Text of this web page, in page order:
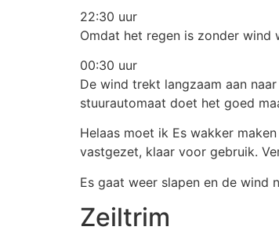
22:30 uur
Omdat het regen is zonder wind
00:30 uur
De wind trekt langzaam aan
stuurautomaat doet het goed
Helaas moet ik Es wakker
vastgezet, klaar voor gebruik.
Es gaat weer slapen en de wind
Zeiltrim